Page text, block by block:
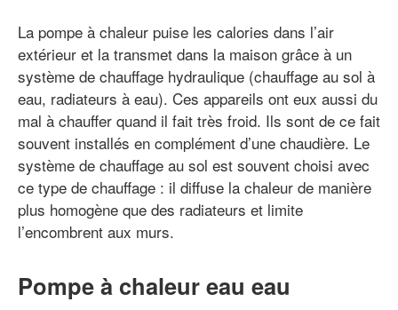
La pompe à chaleur puise les calories dans l’air
extérieur et la transmet dans la maison grâce à un
système de chauffage hydraulique (chauffage au sol à
eau, radiateurs à eau). Ces appareils ont eux aussi du
mal à chauffer quand il fait très froid. Ils sont de ce fait
souvent installés en complément d’une chaudière. Le
système de chauffage au sol est souvent choisi avec
ce type de chauffage : il diffuse la chaleur de manière
plus homogène que des radiateurs et limite
l’encombrent aux murs.
Pompe à chaleur eau eau